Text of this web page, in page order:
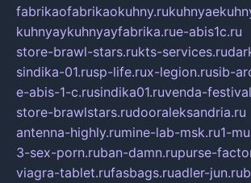
fabrikaofabrikaokuhny.ru
kuhnyaykuhnyayfabrika.rue-abis1c.ru
store-brawl-stars.rukts-services.ru
sindika-01.rusp-life.rux-legion.rusib-
e-abis-1-c.rusindika01.ruvenda-
store-brawlstars.rudooraleksandria.ru
antenna-highly.rumine-lab-msk.ru1-
3-sex-porn.ruban-damn.rupurse-
viagra-tablet.rufasbags.ruadler-jun.ru